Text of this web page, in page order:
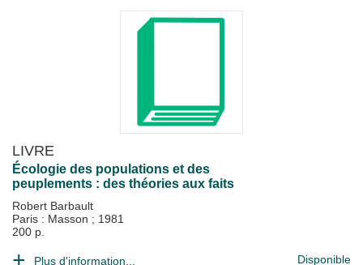
LIVRE
Écologie des populations et des
peuplements : des théories aux faits
Robert Barbault
Paris : Masson ; 1981
200 p.
Plus d'information... Disponible